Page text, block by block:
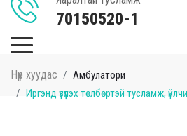
70150520-1
Нүүр хуудас
Амбулатори
Иргэнд үзүүлэх төлбөртэй тусламж,